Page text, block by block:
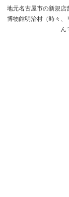
地元名古屋市の新規店
博物館明治村（時々、
ん